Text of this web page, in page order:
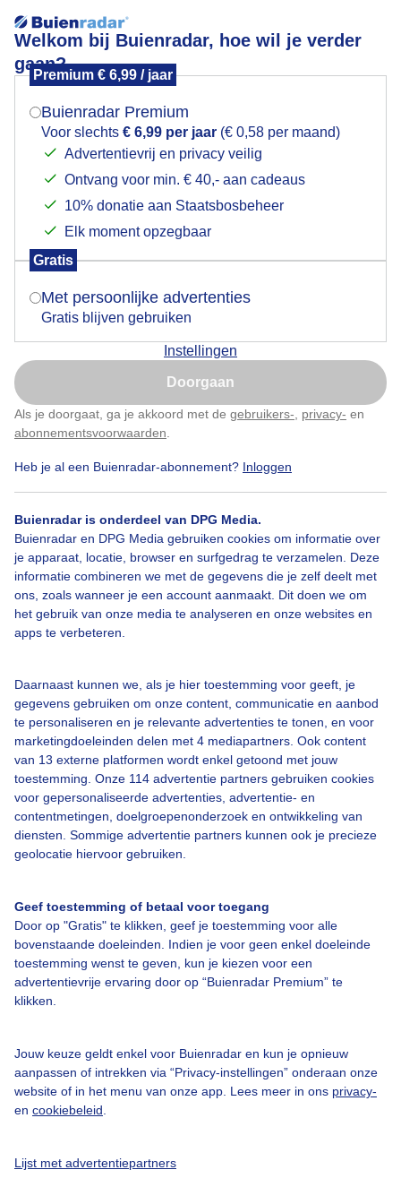
Welkom bij Buienradar, hoe wil je verder
gaan?
Premium € 6,99 / jaar
Buienradar Premium
Voor slechts € 6,99 per jaar (€ 0,58 per maand)
Advertentievrij en privacy veilig
Ontvang voor min. € 40,- aan cadeaus
10% donatie aan Staatsbosbeheer
Elk moment opzegbaar
Gratis
Met persoonlijke advertenties
Gratis blijven gebruiken
Instellingen
Doorgaan
Als je doorgaat, ga je akkoord met de gebruikers- privacy- en
abonnementsvoorwaarden
Heb je al een Buienradar-abonnement? Inloggen
Buienradar is onderdeel van DPG Media.
Buienradar en DPG Media gebruiken cookies om informatie over
je apparaat, locatie, browser en surfgedrag te verzamelen. Deze
informatie combineren we met de gegevens die je zelf deelt met
ons, zoals wanneer je een account aanmaakt. Dit doen we om
het gebruik van onze media te analyseren en onze websites en
apps te verbeteren.
Daarnaast kunnen we, als je hier toestemming voor geeft, je
gegevens gebruiken om onze content, communicatie en aanbod
te personaliseren en je relevante advertenties te tonen, en voor
marketingdoeleinden delen met 4 mediapartners. Ook content
van 13 externe platformen wordt enkel getoond met jouw
toestemming. Onze 114 advertentie partners gebruiken cookies
voor gepersonaliseerde advertenties, advertentie- en
contentmetingen, doelgroepenonderzoek en ontwikkeling van
diensten. Sommige advertentie partners kunnen ook je precieze
geolocatie hiervoor gebruiken.
Geef toestemming of betaal voor toegang
Door op "Gratis" te klikken, geef je toestemming voor alle
bovenstaande doeleinden. Indien je voor geen enkel doeleinde
toestemming wenst te geven, kun je kiezen voor een
advertentievrije ervaring door op “Buienradar Premium” te
klikken.
Jouw keuze geldt enkel voor Buienradar en kun je opnieuw
aanpassen of intrekken via “Privacy-instellingen” onderaan onze
website of in het menu van onze app. Lees meer in ons privacy-
en cookiebeleid
Lijst met advertentiepartners
In de regen!
Door: Nely V Frankenhuijzen Gemaakt: 19-05-2026, 59x bekeken
Een moment geduld aub...
Over Buienradar
Bedrijfsgegevens
Veelgestelde vragen
Contact
Gebruikersvoorwaarden
Adverteren
Buienradar Team
Privacy beleid
Privacy instellingen
Gratis weerdata
Buienradar
Mogen we je locatie gebruiken voor het
Indien je hier nog geen akkoord op hebt gegeven,
verschijnt er zo een pop-up uit je browser waarin
Is goed, toon de popup
Nu niet, misschien later
Klik hierom dit aan te passen